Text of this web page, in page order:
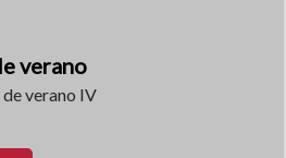
verano
verano IV